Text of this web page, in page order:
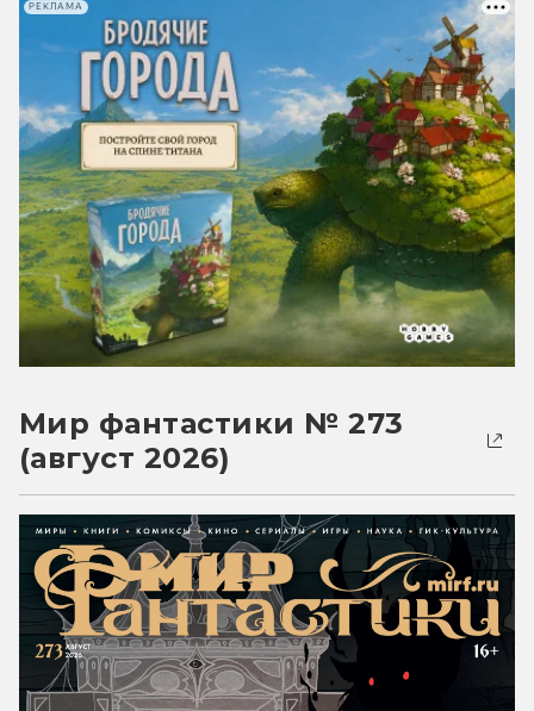
РЕКЛАМА
Мир фантастики № 273
(август 2026)